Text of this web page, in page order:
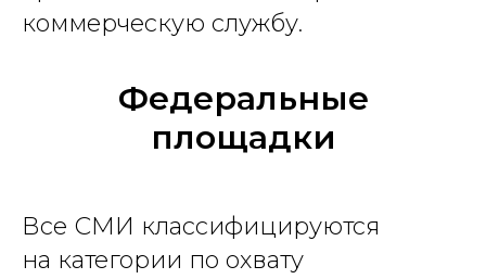
коммерческую службу.
Федеральные
площадки
Все СМИ классифицируются
на категории по охвату